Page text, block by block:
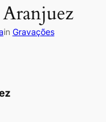
in Gravações